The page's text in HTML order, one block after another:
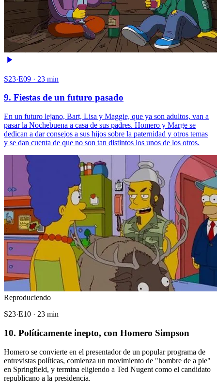
S23·E09 · 23 min
9. Fiestas de un futuro pasado
En un futuro lejano, Bart, Lisa y Maggie, que ya son adultos, van a
pasar la Nochebuena a casa de sus padres. Homero y Marge se
dedican a dar consejos a sus hijos sobre la paternidad y otros temas
y se dan cuenta de que no son tan distintos los unos de los otros.
Reproduciendo
S23·E10 · 23 min
10. Políticamente inepto, con Homero Simpson
Homero se convierte en el presentador de un popular programa de
entrevistas políticas, comienza un movimiento de "hombre de a pie"
en Springfield, y termina eligiendo a Ted Nugent como el candidato
republicano a la presidencia.